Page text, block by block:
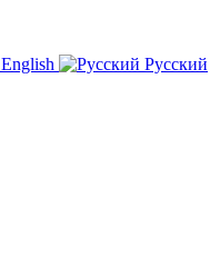
English Русский